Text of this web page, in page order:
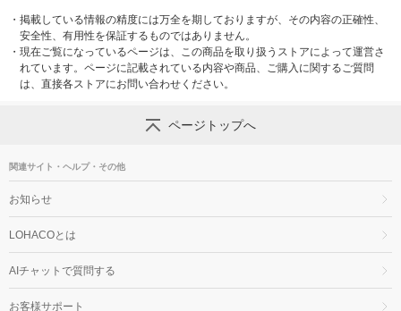
・ 掲載している情報の精度には万全を期しておりますが、その内容の正確性、
安全性、有用性を保証するものではありません。
・ 現在ご覧になっているページは、この商品を取り扱うストアによって運営さ
れています。ページに記載されている内容や商品、ご購入に関するご質問
は、直接各ストアにお問い合わせください。
ページトップへ
関連サイト・ヘルプ・その他
お知らせ
LOHACOとは
AIチャットで質問する
お客様サポート